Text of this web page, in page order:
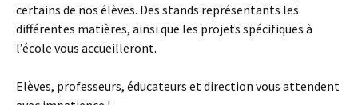
certains de nos élèves. Des stands représentants les
différentes matières, ainsi que les projets spécifiques à
l’école vous accueilleront.
Elèves, professeurs, éducateurs et direction vous attendent